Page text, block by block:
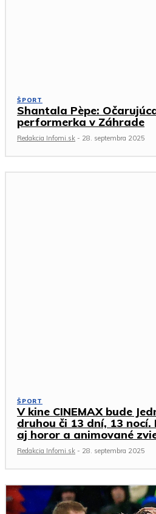
ŠPORT
Shantala Pèpe:
performerka v Záhrade
Redakcia Infomi.sk - 28. septembra 2025
ŠPORT
V kine CINEMAX bude
druhou či 13 dní, 13 nocí.
aj horor a animované
Redakcia Infomi.sk - 28. septembra 2025